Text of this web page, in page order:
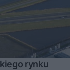
rynku